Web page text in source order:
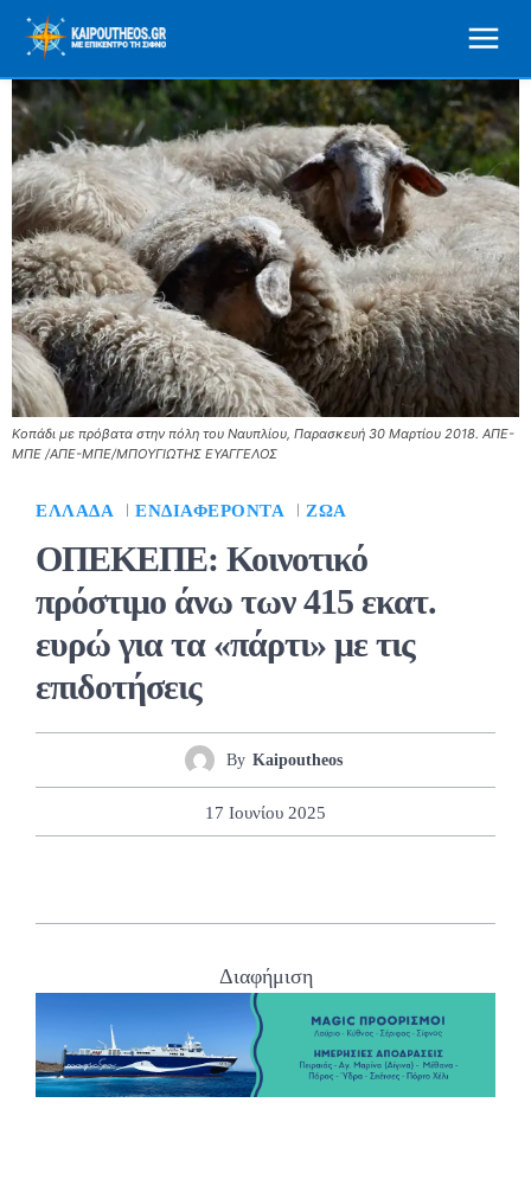
Κοπάδι με πρόβατα στην πόλη του Ναυπλίου, Παρασκευή 30 Μαρτίου 2018. ΑΠΕ-
ΜΠΕ /ΑΠΕ-ΜΠΕ/ΜΠΟΥΓΙΩΤΗΣ ΕΥΑΓΓΕΛΟΣ
ΕΛΛΆΔΑ ΕΝΔΙΑΦΈΡΟΝΤΑ ΖΏΑ
ΟΠΕΚΕΠΕ: Κοινοτικό
πρόστιμο άνω των 415 εκατ.
ευρώ για τα «πάρτι» με τις
επιδοτήσεις
By Kaipoutheos
17 Ιουνίου 2025
Διαφήμιση